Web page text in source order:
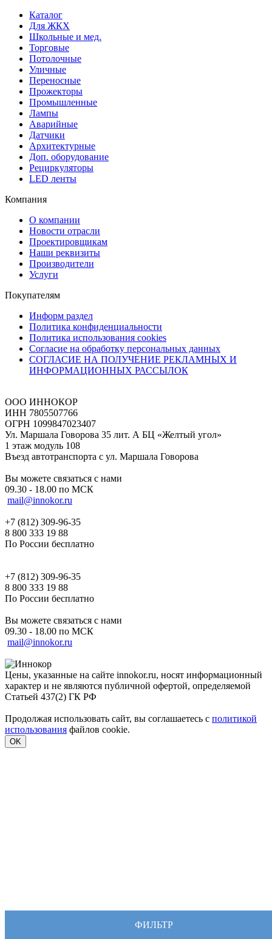
ФИЛЬТР
Каталог
Для ЖКХ
Школьные и мед.
Торговые
Потолочные
Уличные
Переносные
Прожекторы
Промышленные
Лампы
Аварийные
Датчики
Архитектурные
Доп. оборудование
Рециркуляторы
LED ленты
Компания
О компании
Новости отрасли
Проектировщикам
Наши реквизиты
Производители
Услуги
Покупателям
Информ раздел
Политика конфиденциальности
Политика использования cookies
Согласие на обработку персональных данных
СОГЛАСИЕ НА ПОЛУЧЕНИЕ РЕКЛАМНЫХ И
ИНФОРМАЦИОННЫХ РАССЫЛОК
ООО ИННОКОР
ИНН 7805507766
ОГРН 1099847023407
Ул. Маршала Говорова 35 лит. А БЦ «Желтый угол»
1 этаж модуль 108
Въезд автотранспорта с ул. Маршала Говорова
Вы можете связаться с нами
09.30 - 18.00 по МСК
mail@innokor.ru
+7 (812) 309-96-35
8 800 333 19 88
По России бесплатно
+7 (812) 309-96-35
8 800 333 19 88
По России бесплатно
Вы можете связаться с нами
09.30 - 18.00 по МСК
mail@innokor.ru
Цены, указанные на сайте innokor.ru, носят информационный
характер и не являются публичной офертой, определяемой
Статьей 437(2) ГК РФ
Продолжая использовать сайт, вы соглашаетесь с политикой
использования файлов cookie.
OK